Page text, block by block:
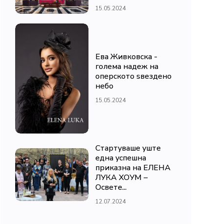
15.05.2024
Ева Живковска -
голема надеж на
оперското ѕвездено
небо
15.05.2024
Стартуваше уште
една успешна
приказна на ЕЛЕНА
ЛУКА ХОУМ –
Освете...
12.07.2024